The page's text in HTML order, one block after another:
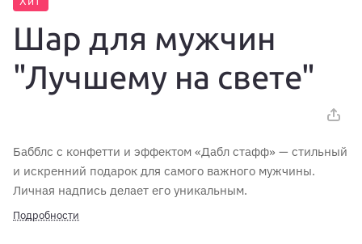
Шар для мужчин
"Лучшему на свете"
Бабблс с конфетти и эффектом «Дабл стафф» — стильный
и искренний подарок для самого важного мужчины.
Личная надпись делает его уникальным.
Подробности